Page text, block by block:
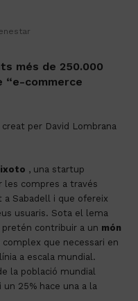
més de 250.000
“e-commerce
creat per David Lombrana
, una startup
les compres a través
Sabadell i que ofereix
usuaris. Sota el lema
contribuir a un món
que necessari en
a escala mundial.
la població mundial
25% hace una a la